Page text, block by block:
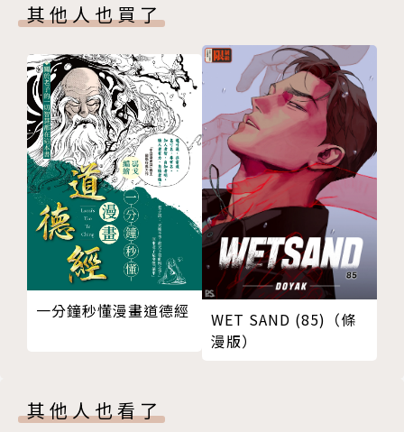
是台灣都有相當多的支持者！而這兩部作品也因大受歡
在2008年結束另一長篇連載《紳士同盟CROSS》後，
緊接著推出以日本平安時代為背景的華麗奇幻故事《櫻
姬華傳》，人氣持續居高不下。
另外還有《有菜の種－種村有菜漫畫隨筆集－》、《風
男塾物語》、《絕對覺醒天使》等作品。
甜蜜最新作品《貓與我的星期五》1~9集，少女心小鹿
亂撞發售中！
相關著作：《貓與我的星期五(8)》《貓與我的星期五
(7)》《貓與我的星期五(6)》《神風怪盜貞德 3.》《神
其他人也買了
一分鐘秒懂漫畫道德經
WET SAND (85)（條
漫版）
其他人也看了